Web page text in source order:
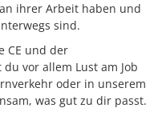
ihrer Arbeit haben und
sind.
CE und der
vor allem Lust am Job
oder in unserem
was gut zu dir passt.